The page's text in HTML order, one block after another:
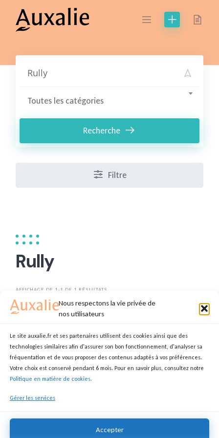
Nous respectons la vie privée de
nos utilisateurs
Le site auxalie.fr et ses partenaires utilisent des cookies ainsi que des
technologies similaires afin d'assurer son bon fonctionnement, d'analyser sa
fréquentation et de vous proposer des contenus adaptés à vos préférences.
Votre choix est conservé pendant 6 mois. Pour en savoir plus, consultez notre
Politique en matière de cookies.
Gérer les services
Accepter
content
Toutes les catégories
Recherche
Filtre
Rully
AFFICHAGE DE 1-1 DE 1 RÉSULTATS
TRIER PAR DATE
Auxiliaire de vie dévouée
ANNIE AUXILIAIRE DE VIE